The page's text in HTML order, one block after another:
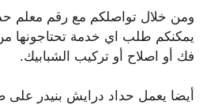
ومن خلال تواصلكم مع رقم معلم
يمكنكم طلب اي خدمة تحتاجونها
فك أو اصلاح أو تركيب الشبابيك.
أيضا يعمل حداد درايش بنيدر على